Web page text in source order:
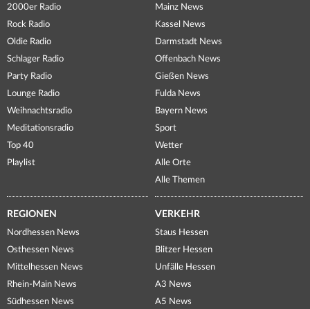
2000er Radio
Rock Radio
Oldie Radio
Schlager Radio
Party Radio
Lounge Radio
Weihnachtsradio
Meditationsradio
Top 40
Playlist
Mainz News
Kassel News
Darmstadt News
Offenbach News
Gießen News
Fulda News
Bayern News
Sport
Wetter
Alle Orte
Alle Themen
REGIONEN
Nordhessen News
Osthessen News
Mittelhessen News
Rhein-Main News
Südhessen News
VERKEHR
Staus Hessen
Blitzer Hessen
Unfälle Hessen
A3 News
A5 News